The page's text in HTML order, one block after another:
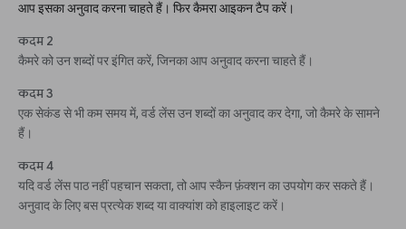
आप इसका अनुवाद करना चाहते हैं। फिर कैमरा आइकन टैप करें।
कदम 2
कैमरे को उन शब्दों पर इंगित करें, जिनका आप अनुवाद करना चाहते हैं।
कदम 3
एक सेकंड से भी कम समय में, वर्ड लेंस उन शब्दों का अनुवाद कर देगा, जो कैमरे के सामने
हैं।
कदम 4
यदि वर्ड लेंस पाठ नहीं पहचान सकता, तो आप स्कैन फ़ंक्शन का उपयोग कर सकते हैं।
अनुवाद के लिए बस प्रत्येक शब्द या वाक्यांश को हाइलाइट करें।